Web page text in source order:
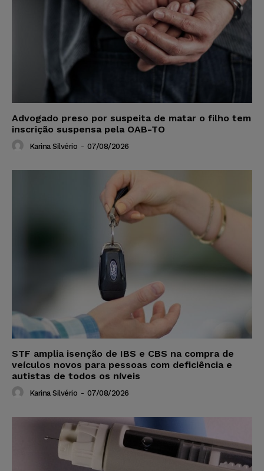
Advogado preso por suspeita de matar o filho tem
inscrição suspensa pela OAB-TO
Karina Silvério - 07/08/2026
STF amplia isenção de IBS e CBS na compra de
veículos novos para pessoas com deficiência e
autistas de todos os níveis
Karina Silvério - 07/08/2026